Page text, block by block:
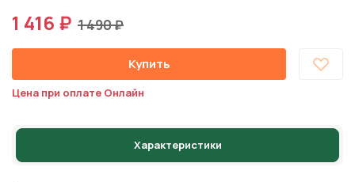
1 416 ₽ 1 490 ₽
Купить
Цена при оплате Онлайн
Характеристики